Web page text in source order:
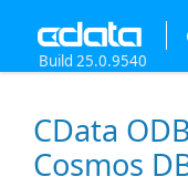
Build 25.0.9540
CData
Cosmos